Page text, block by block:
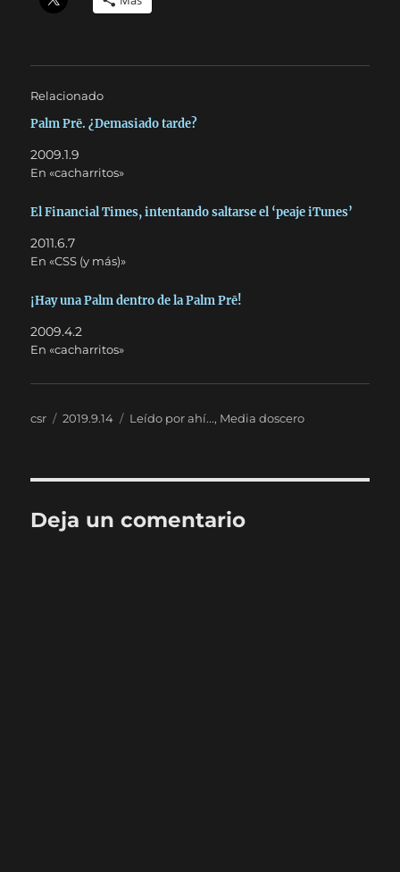
Relacionado
Palm Prē. ¿Demasiado tarde?
2009.1.9
En «cacharritos»
El Financial Times, intentando saltarse el ‘peaje iTunes’
2011.6.7
En «CSS (y más)»
¡Hay una Palm dentro de la Palm Prē!
2009.4.2
En «cacharritos»
Autor
csr
Publicado
2019.9.14 Categorías
Leído por ahí..., Media doscero
Deja un comentario